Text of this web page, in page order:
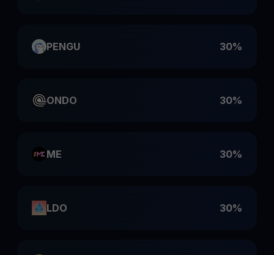
PENGU 30%
ONDO 30%
ME 30%
LDO 30%